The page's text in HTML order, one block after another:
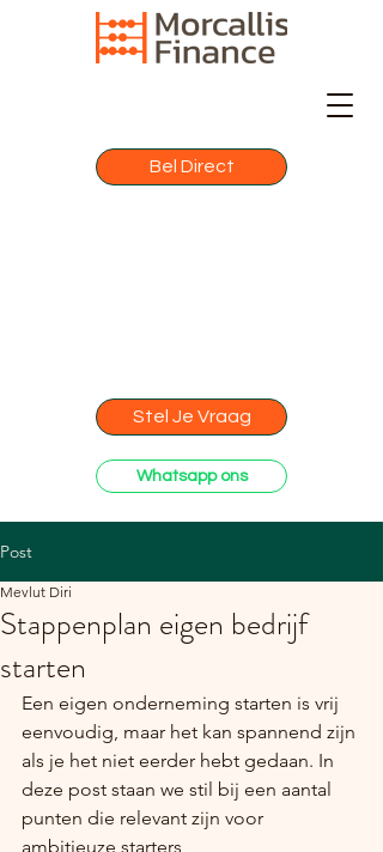
Whatsapp ons
Bel Direct
Stel Je Vraag
Post
Stappenplan eigen bedrijf
starten
Mevlut Diri
Een eigen onderneming starten is vrij
eenvoudig, maar het kan spannend zijn
als je het niet eerder hebt gedaan. In
deze post staan we stil bij een aantal
punten die relevant zijn voor
ambitieuze starters